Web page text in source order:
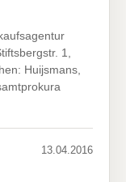
1,
Huijsmans,
13.04.2016